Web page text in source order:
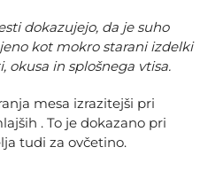
dokazujejo, da je suho
kot mokro starani izdelki
okusa in splošnega vtisa.
mesa izrazitejši pri
. To je dokazano pri
tudi za ovčetino.